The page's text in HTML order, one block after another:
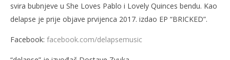
svira bubnjeve u She Loves Pablo i Lovely Quinces bendu. Kao
delapse je prije objave prvijenca 2017. izdao EP “BRICKED”.
Facebook: facebook.com/delapsemusic